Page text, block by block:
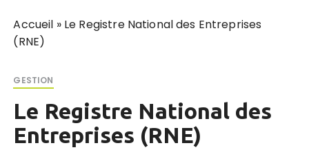
Accueil » Le Registre National des Entreprises
(RNE)
GESTION
Le Registre National des
Entreprises (RNE)